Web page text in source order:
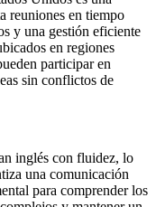
reuniones en tiempo
y una gestión eficiente
en regiones
participar en
sin conflictos de
inglés con fluidez, lo
una comunicación
para comprender los